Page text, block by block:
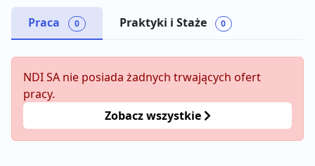
Praca 0 Praktyki i Staże 0
NDI SA nie posiada żadnych trwających ofert
pracy.
Zobacz wszystkie